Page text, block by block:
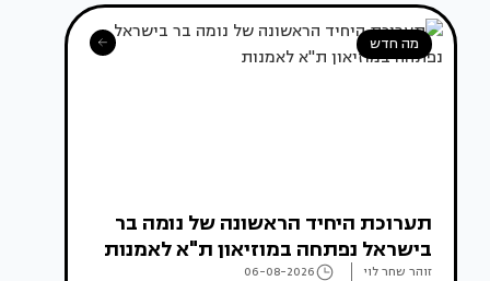
מה חדש
תערוכת היחיד הראשונה של נומה בר
בישראל נפתחה במוזיאון ת"א לאמנות
זוהר שחר לוי 06-08-2026